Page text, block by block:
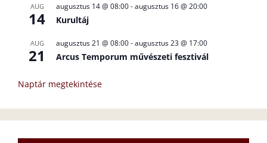
AUG
14
augusztus 14 @ 08:00-augusztus 16 @ 20:00
Kurultáj
AUG
21
augusztus 21 @ 08:00-augusztus 23 @ 17:00
Arcus Temporum művészeti fesztivál
Naptár megtekintése